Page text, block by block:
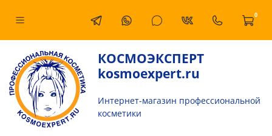
0
КОСМОЭКСПЕРТ
kosmoexpert.ru
Интернет-магазин профессиональной
косметики